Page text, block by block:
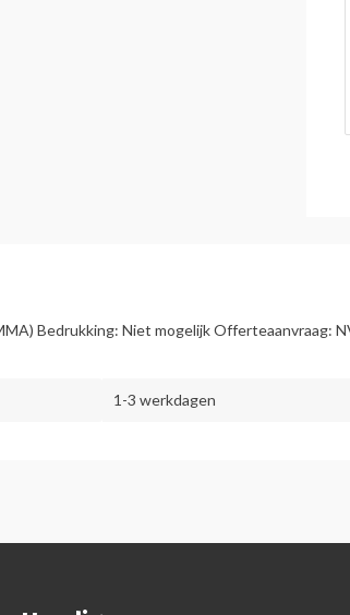
Bedrukking: Niet mogelijk Offerteaanvraag:
1-3 werkdagen